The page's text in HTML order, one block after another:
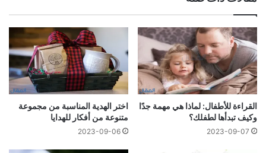
القراءة للأطفال: لماذا هي مهمة جدًا
وكيف تبدأها لطفلك؟
2023-09-07
اختر الهدية المناسبة من مجموعة
متنوعة من أفكار للهدايا
2023-09-06